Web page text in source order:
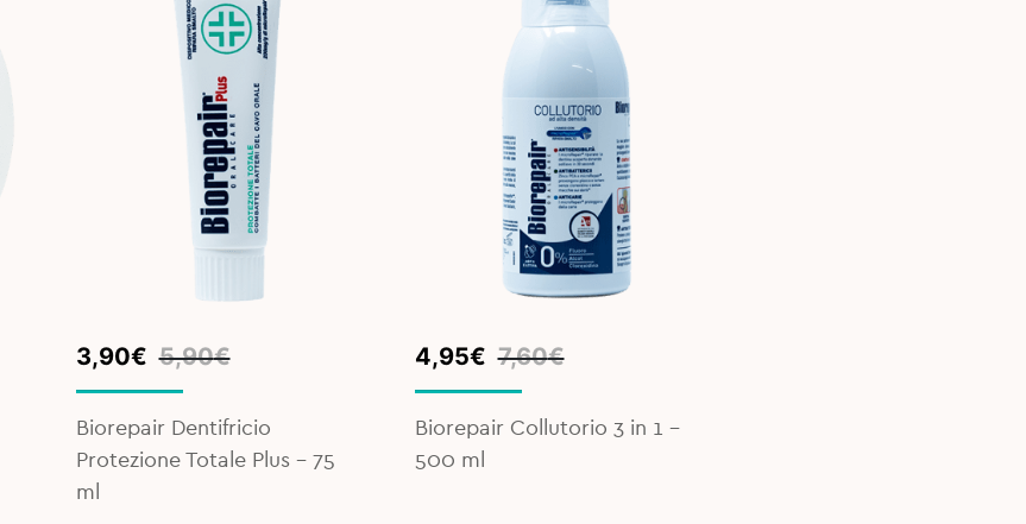
5,90€
Original
price
was:
5,90€.
3,90€
Current
price
is:
3,90€.
Biorepair Dentifricio
Protezione Totale Plus – 75
ml
7,60€
Original
price
was:
7,60€.
4,95€
Current
price
is:
4,95€.
Biorepair Collutorio 3 in 1 –
500 ml